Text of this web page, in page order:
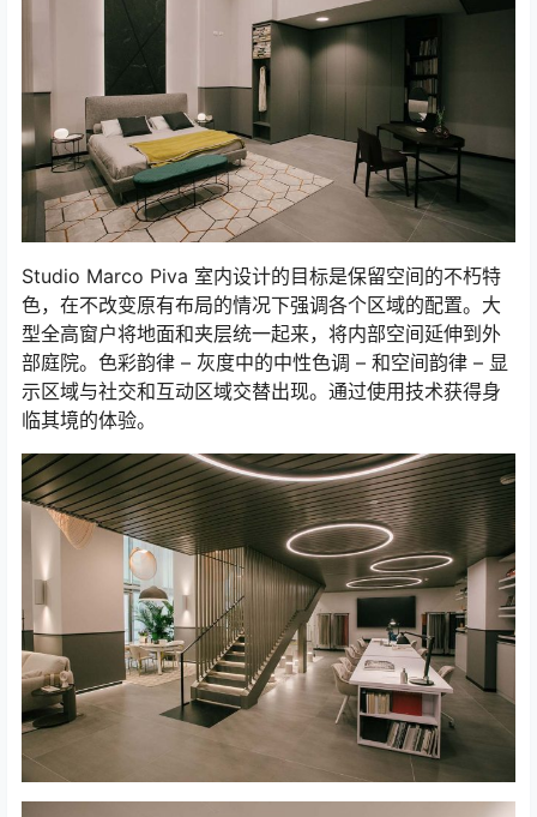
Studio Marco Piva 室内设计的目标是保留空间的不朽特
色，在不改变原有布局的情况下强调各个区域的配置。大
型全高窗户将地面和夹层统一起来，将内部空间延伸到外
部庭院。色彩韵律 – 灰度中的中性色调 – 和空间韵律 – 显
示区域与社交和互动区域交替出现。通过使用技术获得身
临其境的体验。